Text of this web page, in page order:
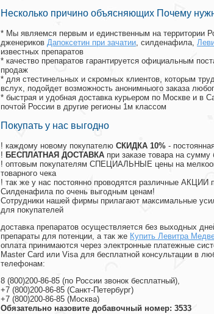
Несколько причино объясняющих Почему
* Мы являемся первым и единственным на территории
дженериков Дапоксетин при зачатии, силденафила,
известных препаратов
* качество препаратов гарантируется официальным
продаж
* для стестинельных и скромных клиентов, которым
вслух, подойдет возможность анонимныого заказа
* быстрая и удобная доставка курьером по Москве и в
почтой России в другие регионы 1м классом
Покупать у нас выгодно
! каждому новому покупателю СКИДКА 10% -
! БЕСПЛАТНАЯ ДОСТАВКА при заказе товара на
! оптовым покупателям СПЕЦИАЛЬНЫЕ цены на
товарного чека
! так же у нас постоянно проводятся различные
Силденафила по очень выгодным ценам!
Cотрудники нашей фирмы прилагают максимальные
для покупателей
доставка препаратов осуществляется без выходных
препараты для потенции, а так же Купить Левитра
оплата принимаются через электронные платежные
Master Card или Visa для бесплатной консультации в
телефонам:
8 (800)200-86-85 (по России звонок бесплатный),
+7 (800)200-86-85 (Санкт-Петербург)
+7 (800)200-86-85 (Москва)
Обязательно назовите добавочный номер: 3533